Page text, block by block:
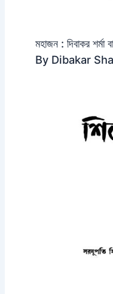
মহাজন : দিবাকর
By Dibakar